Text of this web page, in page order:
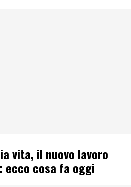
vita, il nuovo lavoro
ecco cosa fa oggi